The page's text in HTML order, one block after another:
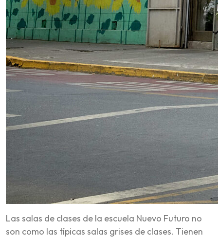
Las salas de clases de la escuela Nuevo Futuro no
son como las típicas salas grises de clases. Tienen